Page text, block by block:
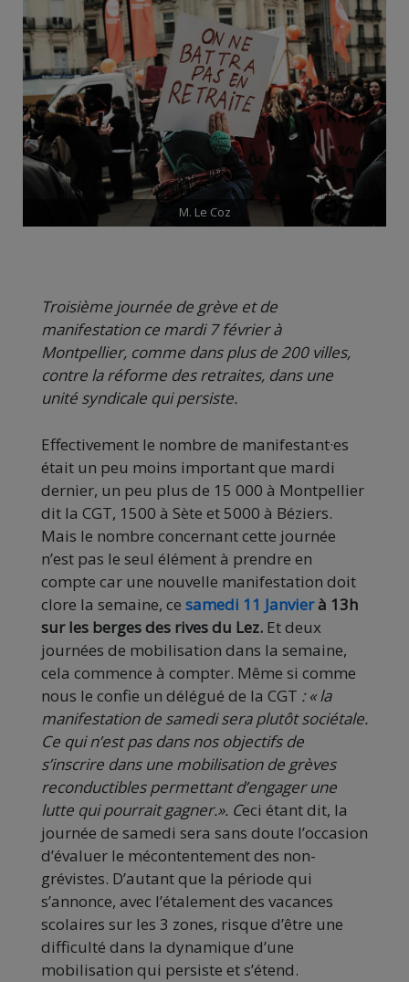
M. Le Coz
Troisième journée de grève et de
manifestation ce mardi 7 février à
Montpellier, comme dans plus de 200 villes,
contre la réforme des retraites, dans une
unité syndicale qui persiste.
Effectivement le nombre de manifestant·es
était un peu moins important que mardi
dernier, un peu plus de 15 000 à Montpellier
dit la CGT, 1500 à Sète et 5000 à Béziers.
Mais le nombre concernant cette journée
n’est pas le seul élément à prendre en
compte car une nouvelle manifestation doit
clore la semaine, ce samedi 11 Janvierà 13h
sur les berges des rives du Lez. Et deux
journées de mobilisation dans la semaine,
cela commence à compter. Même si comme
nous le confie un délégué de la CGT : « la
manifestation de samedi sera plutôt sociétale.
Ce qui n’est pas dans nos objectifs de
s’inscrire dans une mobilisation de grèves
reconductibles permettant d’engager une
lutte qui pourrait gagner.». Ceci étant dit, la
journée de samedi sera sans doute l’occasion
d’évaluer le mécontentement des non-
grévistes. D’autant que la période qui
s’annonce, avec l’étalement des vacances
scolaires sur les 3 zones, risque d’être une
difficulté dans la dynamique d’une
mobilisation qui persiste et s’étend.